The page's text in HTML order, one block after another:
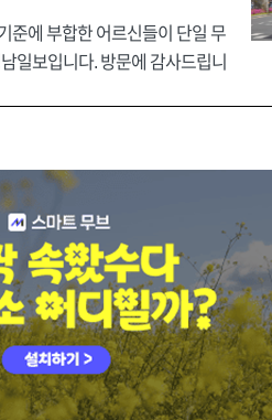
준에 부합한 어르신들이 단일 무
일보입니다. 방문에 감사드립니